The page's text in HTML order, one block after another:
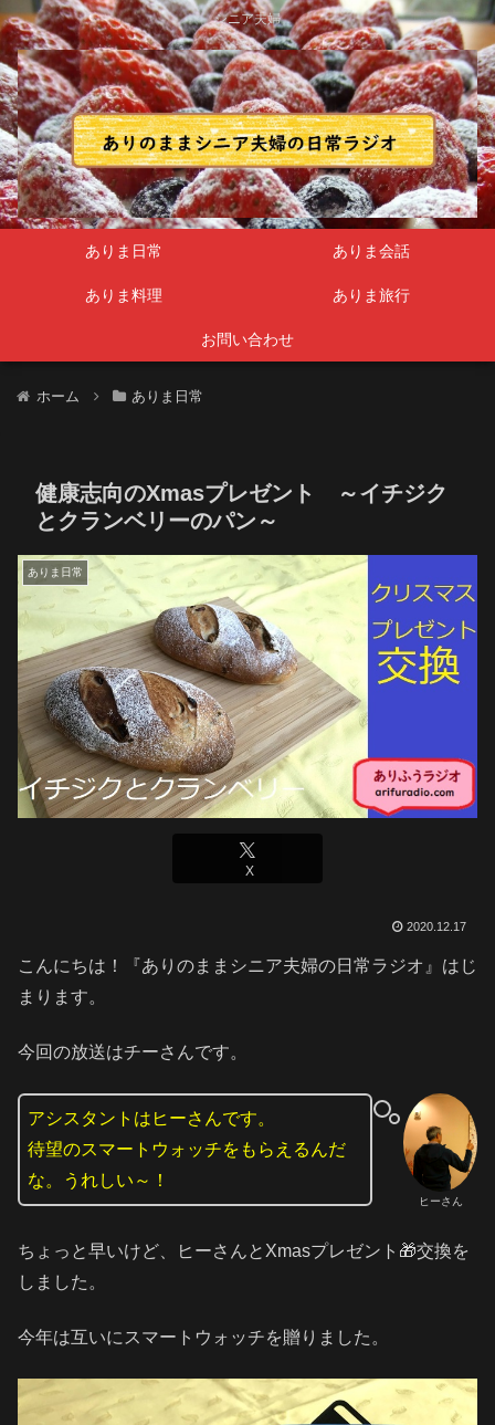
シニア夫婦
ありま日常 ありま会話
ありま料理 ありま旅行
お問い合わせ
ホーム ありま日常
健康志向のXmasプレゼント ～イチジク
とクランベリーのパン～
ありま日常
X
2020.12.17
こんにちは！『ありのままシニア夫婦の日常ラジオ』はじ
まります。
今回の放送はチーさんです。
ヒーさん
アシスタントはヒーさんです。
待望のスマートウォッチをもらえるんだ
な。うれしい～！
ちょっと早いけど、ヒーさんとXmasプレゼント🎁交換を
しました。
今年は互いにスマートウォッチを贈りました。